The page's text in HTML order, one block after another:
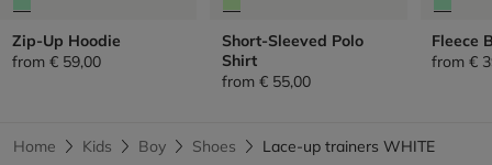
Zip-Up Hoodie
from € 59,00
Short-Sleeved Polo
Shirt
from € 55,00
Fleece
from€
Home Kids Boy Shoes Lace-up trainers WHITE